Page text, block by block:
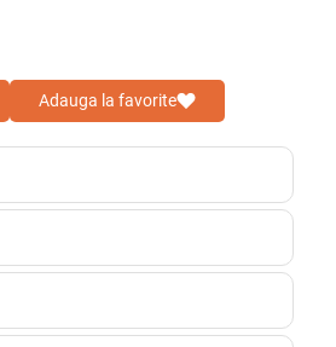
Adauga la favorite